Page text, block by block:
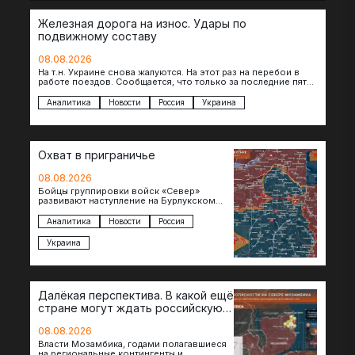
Железная дорога на износ. Удары по
подвижному составу
08.08.2026
На т.н. Украине снова жалуются. На этот раз на перебои в
работе поездов. Сообщается, что только за последние пять
Аналитика Новости Россия Украина
Охват в приграничье
08.08.2026
Бойцы группировки войск «Север»
развивают наступление на Бурлукском
теснят противника сразу на нескольких
участках, создавая угрозу охвата…
Аналитика Новости Россия
Украина
Далёкая перспектива. В какой ещё
стране могут ждать российскую
08.08.2026
Власти Мозамбика, годами полагавшиеся